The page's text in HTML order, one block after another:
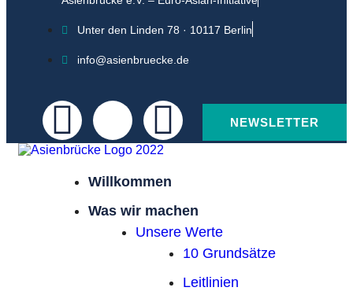
Unter den Linden 78 · 10117 Berlin
info@asienbruecke.de
NEWSLETTER
Willkommen
Was wir machen
Unsere Werte
10 Grundsätze
Leitlinien